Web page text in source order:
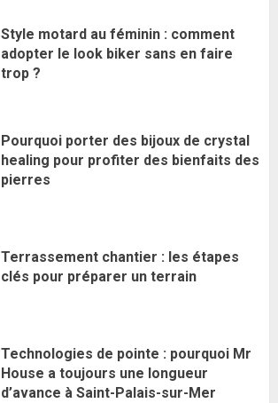
Style motard au féminin : comment
adopter le look biker sans en faire
trop ?
Pourquoi porter des bijoux de crystal
healing pour profiter des bienfaits des
pierres
Terrassement chantier : les étapes
clés pour préparer un terrain
Technologies de pointe : pourquoi Mr
House a toujours une longueur
d’avance à Saint-Palais-sur-Mer